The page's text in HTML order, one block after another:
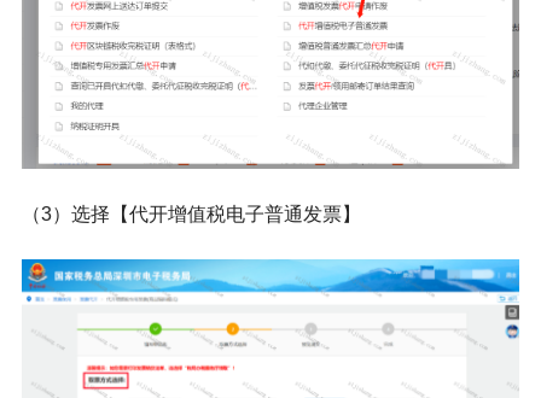
（3）选择【代开增值税电子普通发票】